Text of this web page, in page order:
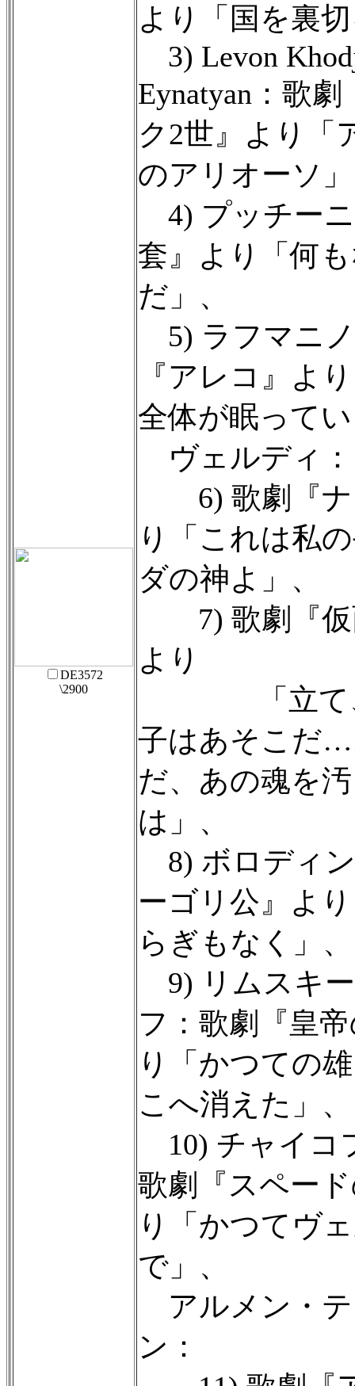
DE3572
\2900
より「国を裏
3) Levon
Eynatyan：歌
ク2世』より「
のアリオーソ
4) プッチー
套』より「何
だ」、
5) ラフマニ
『アレコ』よ
全体が眠って
ヴェルディ：
6) 歌劇『ナ
り「これは私
ダの神よ」、
7) 歌劇『仮
より
「立て、
子はあそこだ
だ、あの魂を
は」、
8) ボロディ
ーゴリ公』よ
らぎもなく」、
9) リムスキ
フ：歌劇『皇
り「かつての
こへ消えた」、
10) チャイコ
歌劇『スペー
り「かつてヴ
で」、
アルメン・
ン：